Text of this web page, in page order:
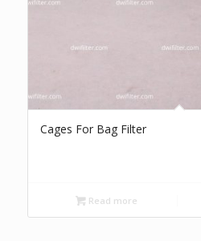
Cages For Bag Filter
Read more